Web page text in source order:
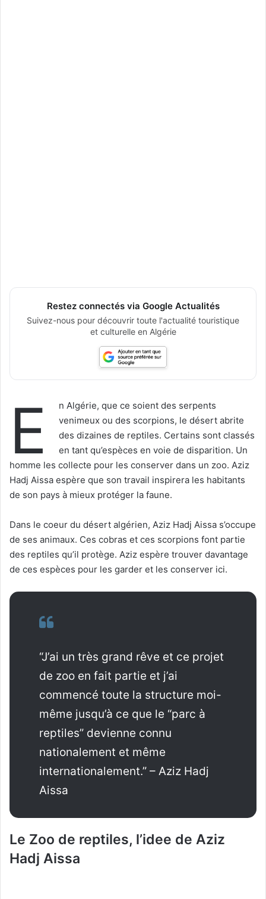
Restez connectés via Google Actualités
Suivez-nous pour découvrir toute l'actualité touristique
et culturelle en Algérie
E
n Algérie, que ce soient des serpents
venimeux ou des scorpions, le désert abrite
des dizaines de reptiles. Certains sont classés
en tant qu’espèces en voie de disparition. Un
homme les collecte pour les conserver dans un zoo. Aziz
Hadj Aissa espère que son travail inspirera les habitants
de son pays à mieux protéger la faune.
Dans le coeur du désert algérien, Aziz Hadj Aissa s’occupe
de ses animaux. Ces cobras et ces scorpions font partie
des reptiles qu’il protège. Aziz espère trouver davantage
de ces espèces pour les garder et les conserver ici.
“J’ai un très grand rêve et ce projet
de zoo en fait partie et j’ai
commencé toute la structure moi-
même jusqu’à ce que le “parc à
reptiles” devienne connu
nationalement et même
internationalement.” – Aziz Hadj
Aissa
Le Zoo de reptiles, l’idee de Aziz
Hadj Aissa